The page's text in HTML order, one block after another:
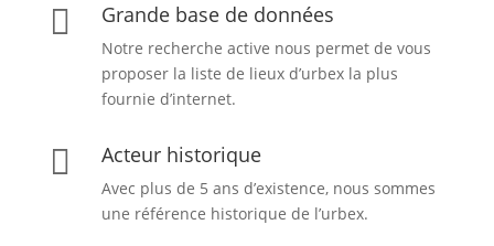
 Grande base de données
Notre recherche active nous permet de vous
proposer la liste de lieux d’urbexla plus
fournie d’internet.
 Acteur historique
Avec plus de 5 ans d’existence, nous sommes
une référence historique de l’urbex.